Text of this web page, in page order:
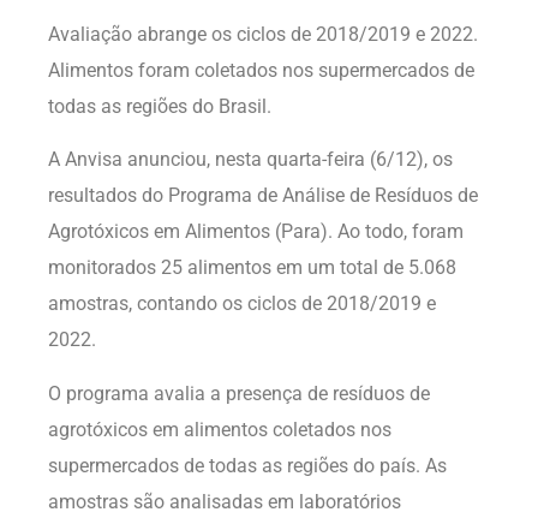
Avaliação abrange os ciclos de 2018/2019 e 2022.
Alimentos foram coletados nos supermercados de
todas as regiões do Brasil.
A Anvisa anunciou, nesta quarta-feira (6/12), os
resultados do Programa de Análise de Resíduos de
Agrotóxicos em Alimentos (Para). Ao todo, foram
monitorados 25 alimentos em um total de 5.068
amostras, contando os ciclos de 2018/2019 e
2022.
O programa avalia a presença de resíduos de
agrotóxicos em alimentos coletados nos
supermercados de todas as regiões do país. As
amostras são analisadas em laboratórios